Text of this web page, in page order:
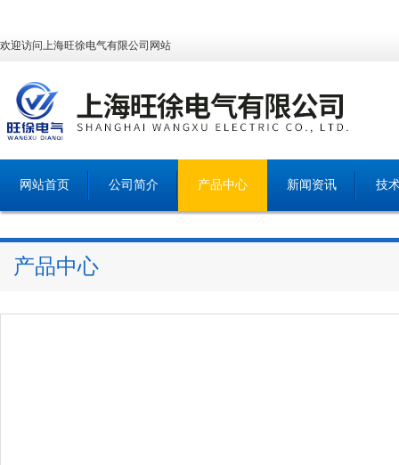
欢迎访问上海旺徐电气有限公司网站
网站首页 公司简介 产品中心 新闻资讯 技
产品中心